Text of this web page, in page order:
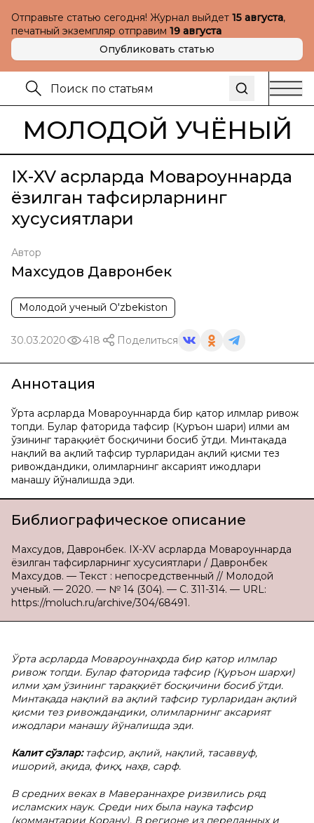
Отправьте статью сегодня! Журнал выйдет 15 августа,
печатный экземпляр отправим 19 августа
Опубликовать статью
МОЛОДОЙ УЧЁНЫЙ
IX-XV асрларда Мовароуннаҳрда
ёзилган тафсирларнинг
хусусиятлари
Автор
Махсудов Давронбек
Молодой ученый O'zbekiston
30.03.2020 418 Поделиться
Аннотация
Ўрта асрларда Мовароуннаҳрда бир қатор илмлар ривож
топди. Булар фаторида тафсир (Қуръон шарҳи) илми ҳам
ўзининг тараққиёт босқичини босиб ўтди. Минтақада
нақлий ва ақлий тафсир турларидан ақлий қисми тез
ривождандики, олимларнинг аксарият ижодлари
манашу йўналишда эди.
Библиографическое описание
Махсудов, Давронбек. IX-XV асрларда Мовароуннаҳрда
ёзилган тафсирларнинг хусусиятлари / Давронбек
Махсудов. — Текст : непосредственный // Молодой
ученый. — 2020. — № 14 (304). — С. 311-314. — URL:
https://moluch.ru/archive/304/68491.
Ўрта асрларда Мовароуннаҳрда бир қатор илмлар
ривож топди. Булар фаторида тафсир (Қуръон шарҳи)
илми ҳам ўзининг тараққиёт босқичини босиб ўтди.
Минтақада нақлий ва ақлий тафсир турларидан ақлий
қисми тез ривождандики, олимларнинг аксарият
ижодлари манашу йўналишда эди.
Калит сўзлар:тафсир, ақлий, нақлий, тасаввуф,
ишорий, ақида, фиқҳ, наҳв, сарф.
В средних веках в Мавераннахре ризвились ряд
исламских наук. Среди них была наука тафсир
(коммантарии Корану). В регионе из переданных и